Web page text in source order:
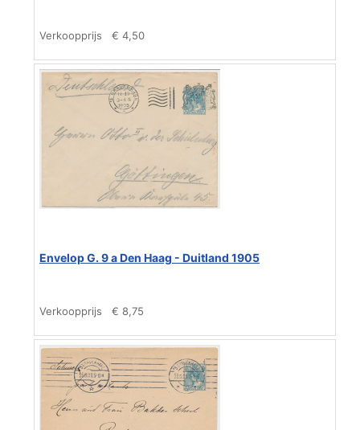
Verkoopprijs € 4,50
Envelop G. 9 a Den Haag - Duitland 1905
Verkoopprijs € 8,75